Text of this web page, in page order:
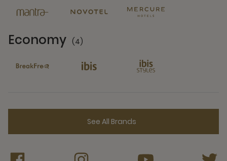
Economy (4)
See All Brands